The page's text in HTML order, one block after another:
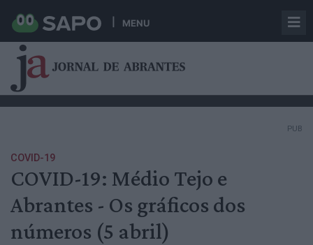
MENU
PUB
COVID-19
COVID-19: Médio Tejo e
Abrantes - Os gráficos dos
números (5 abril)